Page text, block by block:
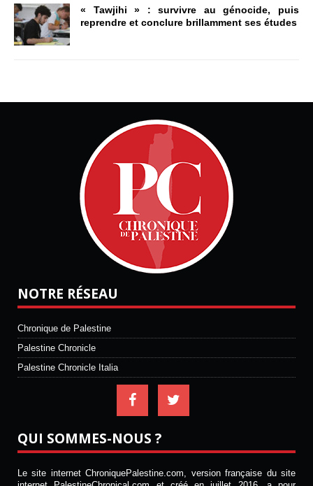
« Tawjihi » : survivre au génocide, puis
reprendre et conclure brillamment ses études
NOTRE RÉSEAU
Chronique de Palestine
Palestine Chronicle
Palestine Chronicle Italia
QUI SOMMES-NOUS ?
Le site internet ChroniquePalestine.com, version française du site